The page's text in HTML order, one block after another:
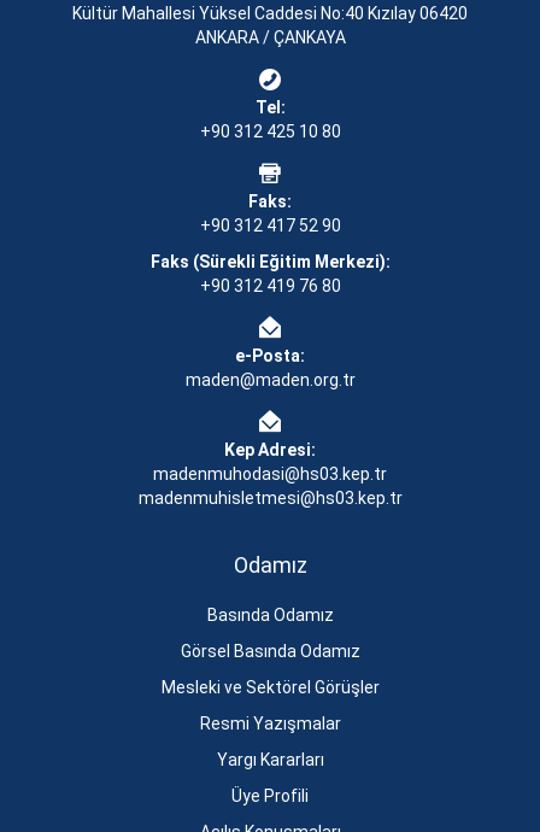
Kültür Mahallesi Yüksel Caddesi No:40 Kızılay 06420
ANKARA / ÇANKAYA
Tel:
+90 312 425 10 80
Faks:
+90 312 417 52 90
Faks (Sürekli Eğitim Merkezi):
+90 312 419 76 80
e-Posta:
maden@maden.org.tr
Kep Adresi:
madenmuhodasi@hs03.kep.tr
madenmuhisletmesi@hs03.kep.tr
Odamız
Basında Odamız
Görsel Basında Odamız
Mesleki ve Sektörel Görüşler
Resmi Yazışmalar
Yargı Kararları
Üye Profili